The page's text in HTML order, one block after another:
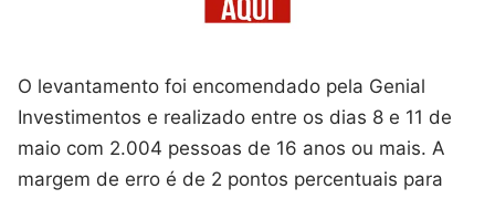
O levantamento foi encomendado pela Genial
Investimentos e realizado entre os dias 8 e 11 de
maio com 2.004 pessoas de 16 anos ou mais. A
margem de erro é de 2 pontos percentuais para